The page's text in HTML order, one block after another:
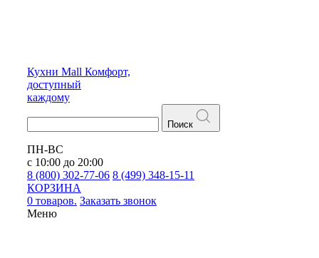
Кухни Mall Комфорт,
доступный
каждому
Поиск
ПН-ВС
с 10:00 до 20:00
8 (800) 302-77-06 8 (499) 348-15-11
КОРЗИНА
0 товаров. Заказать звонок
Меню